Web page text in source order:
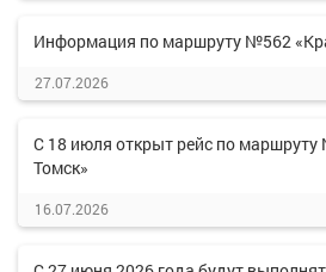
Информация по маршруту №562
27.07.2026
С 18 июля открыт рейс по
Томск»
16.07.2026